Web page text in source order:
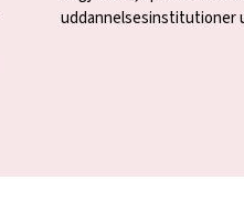
uddannelsesinstitutioner